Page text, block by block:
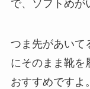
で、ソフトめが
つま先があいて
にそのまま靴を
おすすめですよ。